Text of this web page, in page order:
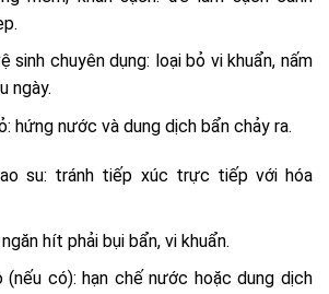
sinh chuyên dụng: loại bỏ vi khuẩn, nấm
ngày.
hứng nước và dung dịch bẩn chảy ra.
su: tránh tiếp xúc trực tiếp với hóa
hít phải bụi bẩn, vi khuẩn.
(nếu có): hạn chế nước hoặc dung dịch